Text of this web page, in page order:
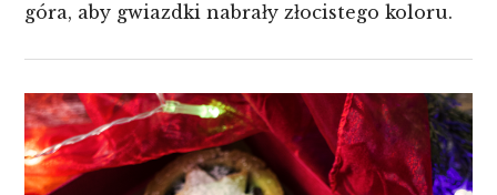
góra, aby gwiazdki nabrały złocistego koloru.